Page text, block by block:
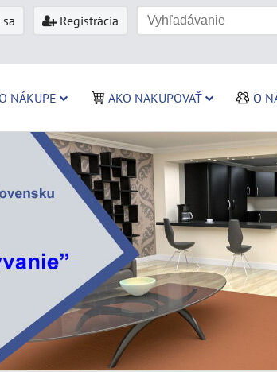
Registrácia
O NÁKUPE AKO NAKUPOVAŤ O